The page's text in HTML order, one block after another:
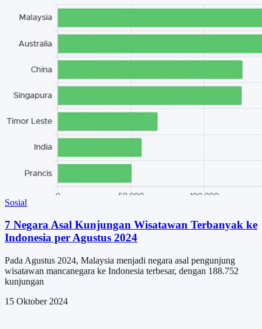
Sosial
7 Negara Asal Kunjungan Wisatawan Terbanyak ke
Indonesia per Agustus 2024
Pada Agustus 2024, Malaysia menjadi negara asal pengunjung
wisatawan mancanegara ke Indonesia terbesar, dengan 188.752
kunjungan
15 Oktober 2024